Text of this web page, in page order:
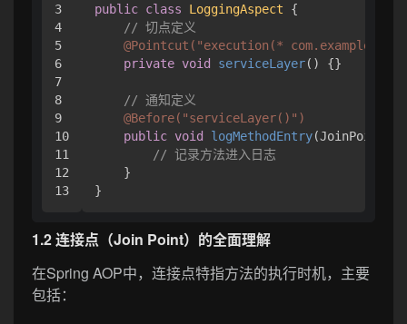
3
4
5
6
7
8
9
10
11
12
public class LoggingAspect {
// 切点定义
@Pointcut("execution(*
private void serviceLayer() {}
// 通知定义
@Before("serviceLayer()")
public void logMethodEntry(JoinPoint
// 记录方法进入日志
    }
1.2 连接点（Join Point）的全面理解
在Spring AOP中，连接点特指方法的执行时机，主要
包括：